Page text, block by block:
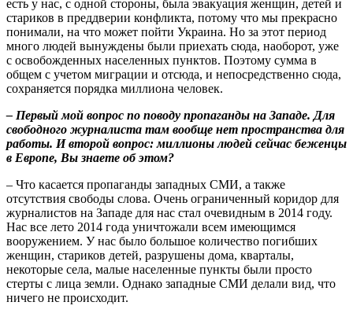
есть у нас, с одной стороны, была эвакуация женщин, детей и
стариков в преддверии конфликта, потому что мы прекрасно
понимали, на что может пойти Украина. Но за этот период
много людей вынуждены были приехать сюда, наоборот, уже
с освобожденных населенных пунктов. Поэтому сумма в
общем с учетом миграции и отсюда, и непосредственно сюда,
сохраняется порядка миллиона человек.
– Первый мой вопрос по поводу пропаганды на Западе. Для
свободного журналиста там вообще нет пространства для
работы. И второй вопрос: миллионы людей сейчас беженцы
в Европе, Вы знаете об этом?
– Что касается пропаганды западных СМИ, а также
отсутствия свободы слова. Очень ограниченный коридор для
журналистов на Западе для нас стал очевидным в 2014 году.
Нас все лето 2014 года уничтожали всем имеющимся
вооружением. У нас было большое количество погибших
женщин, стариков детей, разрушены дома, кварталы,
некоторые села, малые населенные пункты были просто
стерты с лица земли. Однако западные СМИ делали вид, что
ничего не происходит.